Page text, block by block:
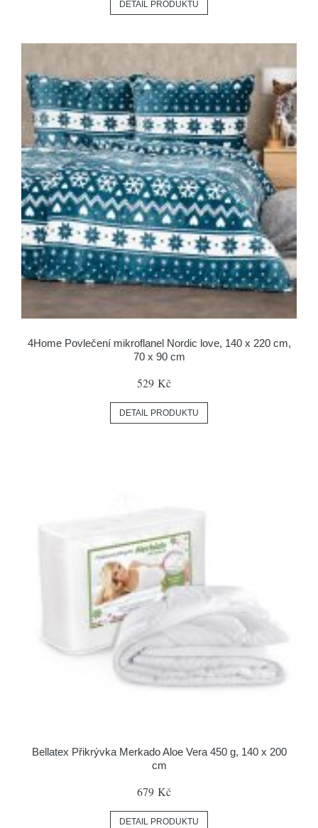
DETAIL PRODUKTU
4Home Povlečení mikroflanel Nordic love, 140 x 220 cm,
70 x 90 cm
529 Kč
DETAIL PRODUKTU
Bellatex Přikrývka Merkado Aloe Vera 450 g, 140 x 200
cm
679 Kč
DETAIL PRODUKTU